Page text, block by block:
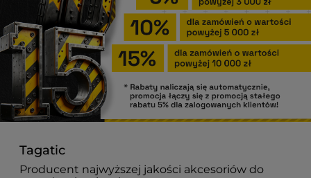
Tagatic
Producent najwyższej jakości akcesoriów do